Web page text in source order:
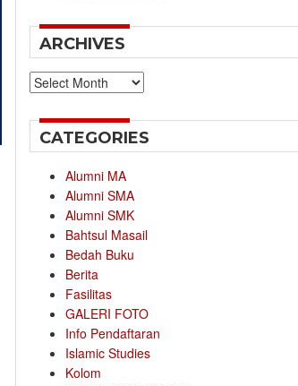
ARCHIVES
Archives
CATEGORIES
Alumni MA
Alumni SMA
Alumni SMK
Bahtsul Masail
Bedah Buku
Berita
Fasilitas
GALERI FOTO
Info Pendaftaran
Islamic Studies
Kolom